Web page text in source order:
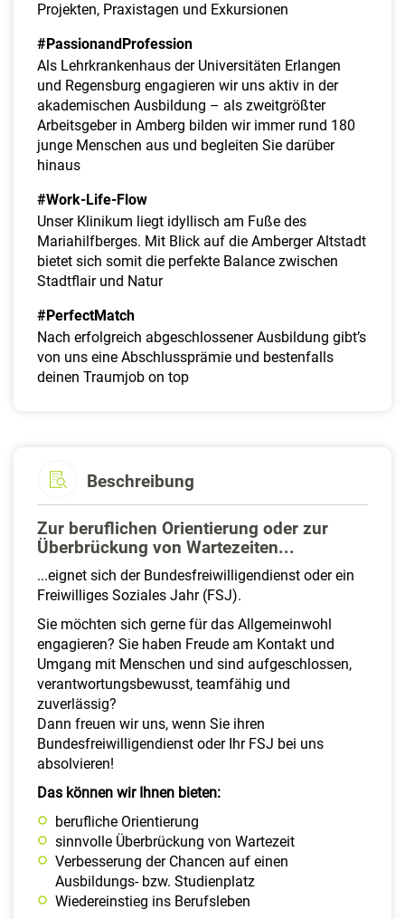
Projekten, Praxistagen und Exkursionen
#PassionandProfession
Als Lehrkrankenhaus der Universitäten Erlangen
und Regensburg engagieren wir uns aktiv in der
akademischen Ausbildung – als zweitgrößter
Arbeitsgeber in Amberg bilden wir immer rund 180
junge Menschen aus und begleiten Sie darüber
hinaus
#Work-Life-Flow
Unser Klinikum liegt idyllisch am Fuße des
Mariahilfberges. Mit Blick auf die Amberger Altstadt
bietet sich somit die perfekte Balance zwischen
Stadtflair und Natur
#PerfectMatch
Nach erfolgreich abgeschlossener Ausbildung gibt’s
von uns eine Abschlussprämie und bestenfalls
deinen Traumjob on top
Beschreibung
Zur beruflichen Orientierung oder zur
Überbrückung von Wartezeiten...
...eignet sich der Bundesfreiwilligendienst oder ein
Freiwilliges Soziales Jahr (FSJ).
Sie möchten sich gerne für das Allgemeinwohl
engagieren? Sie haben Freude am Kontakt und
Umgang mit Menschen und sind aufgeschlossen,
verantwortungsbewusst, teamfähig und
zuverlässig?
Dann freuen wir uns, wenn Sie ihren
Bundesfreiwilligendienst oder Ihr FSJ bei uns
absolvieren!
Das können wir Ihnen bieten:
berufliche Orientierung
sinnvolle Überbrückung von Wartezeit
Verbesserung der Chancen auf einen
Ausbildungs- bzw. Studienplatz
Wiedereinstieg ins Berufsleben